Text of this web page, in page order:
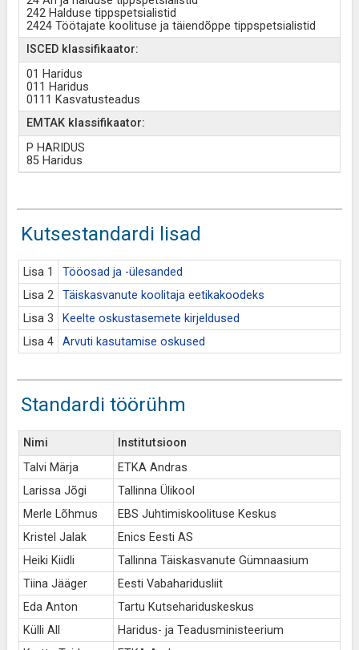
242 Halduse tippspetsialistid
2424 Töötajate koolituse ja täiendõppe tippspetsialistid
ISCED klassifikaator:
01 Haridus
011 Haridus
0111 Kasvatusteadus
EMTAK klassifikaator:
P HARIDUS
85 Haridus
Kutsestandardi lisad
Lisa 1
Tööosad ja -ülesanded
Lisa 2
Täiskasvanute koolitaja eetikakoodeks
Lisa 3
Keelte oskustasemete kirjeldused
Lisa 4
Arvuti kasutamise oskused
Standardi töörühm
Nimi
Institutsioon
Talvi Märja
ETKA Andras
Larissa Jõgi
Tallinna Ülikool
Merle Lõhmus
EBS Juhtimiskoolituse Keskus
Kristel Jalak
Enics Eesti AS
Heiki Kiidli
Tallinna Täiskasvanute Gümnaasium
Tiina Jääger
Eesti Vabaharidusliit
Eda Anton
Tartu Kutsehariduskeskus
Külli All
Haridus- ja Teadusministeerium